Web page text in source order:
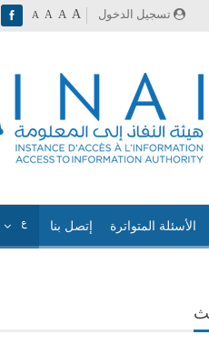
تسجيل الدخول A A A A
الأسئلة المتواترة إتصل بنا